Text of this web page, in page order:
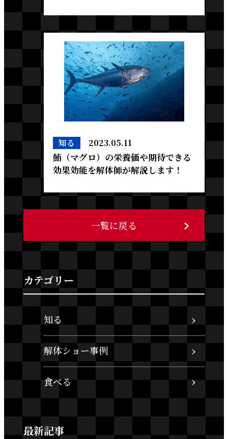
知る 2023.05.11
鮪（マグロ）の栄養価や期待できる
効果効能を解体師が解説します！
一覧に戻る
カテゴリー
知る
解体ショー事例
食べる
最新記事